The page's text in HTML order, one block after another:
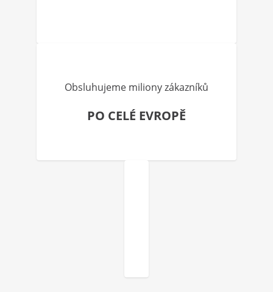
Obsluhujeme miliony zákazníků
PO CELÉ EVROPĚ